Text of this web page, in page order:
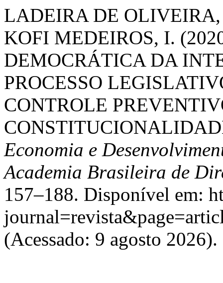
LADEIRA DE
KOFI MEDEIROS, I.
DEMOCRÁTICA DA
PROCESSO
CONTROLE
Economia e
Academia Brasileira de
157–188. Disponível em:
(Acessado: 9 agosto 2026).